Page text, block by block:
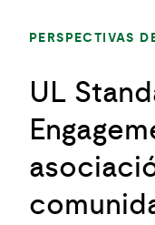
PERSPECTIVAS
UL